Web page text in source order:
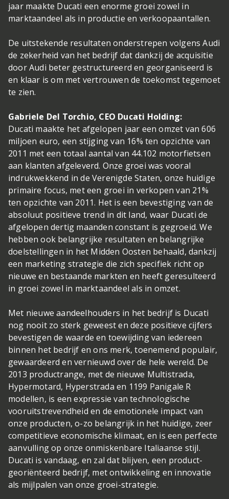
jaar maakte Ducati een enorme groei zowel in
marktaandeel als in productie en verkoopaantallen.
De uitstekende resultaten onderstrepen volgens Audi
de zekerheid van het bedrijf dat dankzij de acquisitie
door Audi beter gestructureerd en georganiseerd is
en klaar is om met vertrouwen de toekomst tegemoet
te zien.
Gabriele Del Torchio, CEO Ducati Holding:
Ducati maakte het afgelopen jaar een omzet van 606
miljoen euro, een stijging van 16% ten opzichte van
2011 met een totaal aantal van 44.102 motorfietsen
aan klanten afgeleverd. Onze groei was vooral
indrukwekkend in de Verenigde Staten, onze huidige
primaire focus, met een groei in verkopen van 21%
ten opzichte van 2011. Het is een bevestiging van de
absoluut positieve trend in dit land, waar Ducati de
afgelopen dertig maanden constant is gegroeid. We
hebben ook belangrijke resultaten en belangrijke
doelstellingen in het Midden Oosten behaald, dankzij
een marketing strategie die zich specifiek richt op
nieuwe en bestaande markten en heeft geresulteerd
in groei zowel in marktaandeel als in omzet.
Met nieuwe aandeelhouders in het bedrijf is Ducati
nog nooit zo sterk geweest en deze positieve cijfers
bevestigen de waarde en toewijding van iedereen
binnen het bedrijf en ons merk, toenemend populair,
gewaardeerd en vernieuwd over de hele wereld. De
2013 productrange, met de nieuwe Multistrada,
Hypermotard, Hyperstrada en 1199 Panigale R
modellen, is een expressie van technologische
vooruitstrevendheid en de emotionele impact van
onze producten, o-zo belangrijk in het huidige, zeer
competitieve economische klimaat, en is een perfecte
aanvulling op onze onmiskenbare Italiaanse stijl.
Ducati is vandaag, en zal dat blijven, een product-
georiënteerd bedrijf, met ontwikkeling en innovatie
als mijlpalen van onze groei-strategie.